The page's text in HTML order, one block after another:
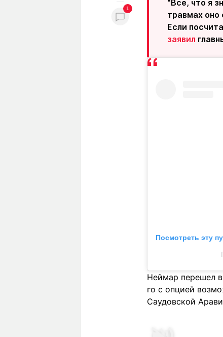
1
"Все, что я
травмах оно
Если
заявил
Посмотреть эту
Неймар перешел
го с опцией
Саудовской